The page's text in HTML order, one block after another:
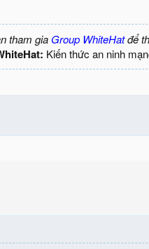
tham gia Group WhiteHatđể
Kiến thức an ninh